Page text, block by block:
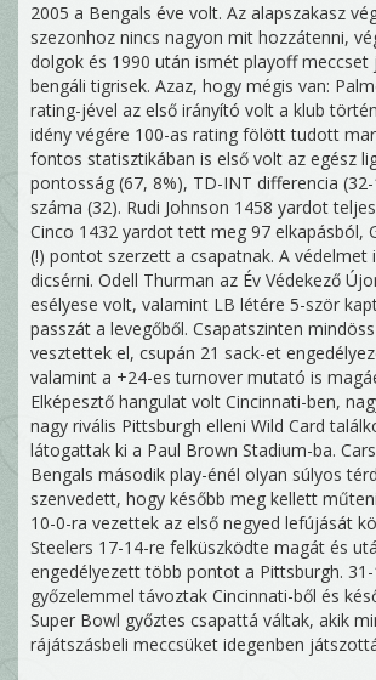
2005 a Bengals éve volt. Az alapszakasz
szezonhoz nincs nagyon mit hozzátenni,
dolgok és 1990 után ismét playoff meccset
bengáli tigrisek. Azaz, hogy mégis van:
rating-jével az első irányító volt a klub
idény végére 100-as rating fölött tudott
fontos statisztikában is első volt az egész
pontosság (67, 8%), TD-INT differencia
száma (32). Rudi Johnson 1458 yardot
Cinco 1432 yardot tett meg 97 elkapásból,
(!) pontot szerzett a csapatnak. A védelmet
dicsérni. Odell Thurman az Év Védekező
esélyese volt, valamint LB létére 5-ször
passzát a levegőből. Csapatszinten
vesztettek el, csupán 21 sack-et
valamint a +24-es turnover mutató is
Elképesztő hangulat volt Cincinnati-ben,
nagy rivális Pittsburgh elleni Wild Card
látogattak ki a Paul Brown Stadium-ba.
Bengals második play-énél olyan súlyos
szenvedett, hogy később meg kellett
10-0-ra vezettek az első negyed lefújását
Steelers 17-14-re felküszködte magát és
engedélyezett több pontot a Pittsburgh. 31-
győzelemmel távoztak Cincinnati-ből és
Super Bowl győztes csapattá váltak, akik
rájátszásbeli meccsüket idegenben